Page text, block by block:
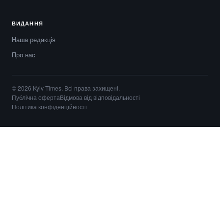
ВИДАННЯ
Наша редакція
Про нас
© 2026 Kyiv Times. Всі права захищені.
Публічна офертаВідмова від відповідальності
Політика конфіденційності